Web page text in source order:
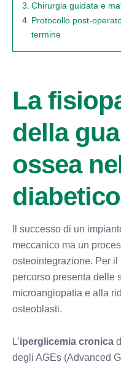
Chirurgia guidata e
Protocollo post-
termine
La
della
ossea
diabetico
Il successo di un
meccanico ma un
osteointegrazione. Per
percorso presenta delle
microangiopatia e alla
osteoblasti.
L’iperglicemia cronica
degli AGEs (Advanced